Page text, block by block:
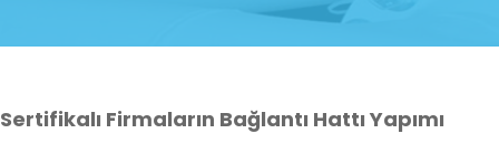
Sertifikalı Firmaların Bağlantı Hattı Yapımı